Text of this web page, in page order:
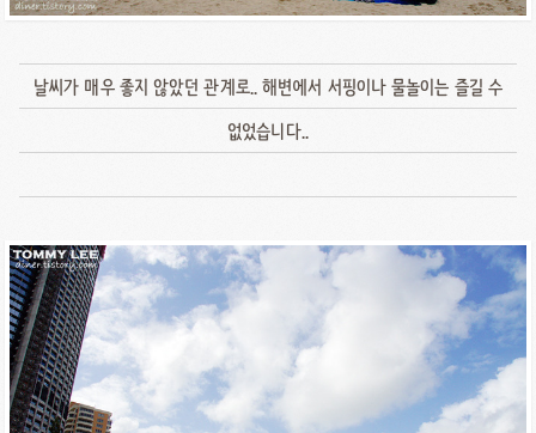
날씨가 매우 좋지 않았던 관계로.. 해변에서 서핑이나 물놀이는 즐길 수
없었습니다..